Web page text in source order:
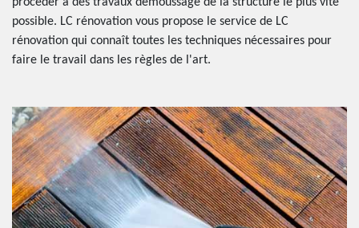
possible. LC rénovation vous propose le service de LC
rénovation qui connaît toutes les techniques nécessaires pour
faire le travail dans les règles de l'art.